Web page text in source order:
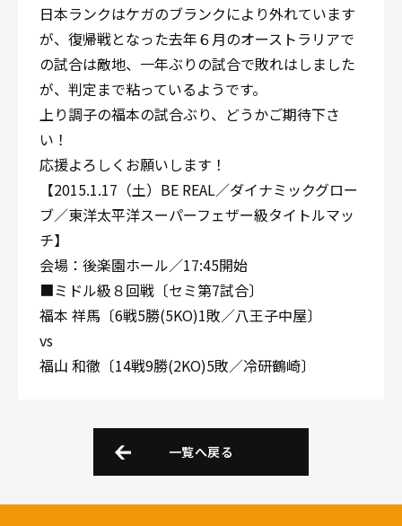
日本ランクはケガのブランクにより外れています
が、復帰戦となった去年６月のオーストラリアで
の試合は敵地、一年ぶりの試合で敗れはしました
が、判定まで粘っているようです。
上り調子の福本の試合ぶり、どうかご期待下さ
い！
応援よろしくお願いします！
【2015.1.17（土）BE REAL／ダイナミックグロー
ブ／東洋太平洋スーパーフェザー級タイトルマッ
チ】
会場：後楽園ホール／17:45開始
■ミドル級８回戦〔セミ第7試合〕
福本 祥馬〔6戦5勝(5KO)1敗／八王子中屋〕
vs
福山 和徹〔14戦9勝(2KO)5敗／冷研鶴崎〕
一覧へ戻る